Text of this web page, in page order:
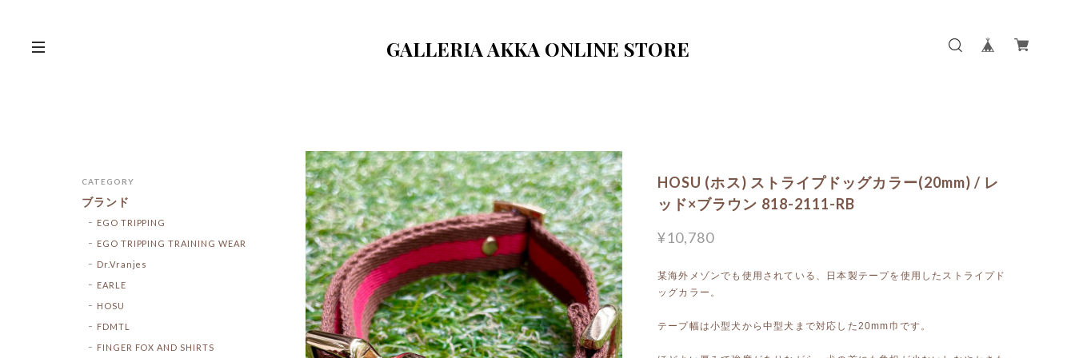
GALLERIA AKKA ONLINE STORE
HOSU (ホス) ストライプドッグカラー(20mm) / レ
ッド×ブラウン 818-2111-RB
¥10,780
某海外メゾンでも使用されている、日本製テープを使用したストライプド
ッグカラー。
テープ幅は小型犬から中型犬まで対応した20mm巾です。
CATEGORY
ブランド
EGO TRIPPING
EGO TRIPPING TRAINING WEAR
Dr.Vranjes
EARLE
HOSU
FDMTL
FINGER FOX AND SHIRTS